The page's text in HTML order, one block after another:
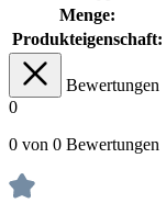
Menge:
Produkteigenschaft:
Bewertungen
0
0 von 0 Bewertungen